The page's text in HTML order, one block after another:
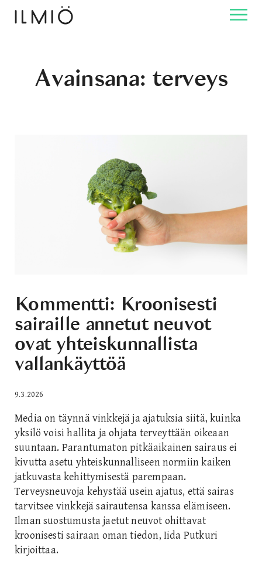
Avainsana: terveys
Kommentti: Kroonisesti
sairaille annetut neuvot
ovat yhteiskunnallista
vallankäyttöä
9.3.2026
Media on täynnä vinkkejä ja ajatuksia siitä, kuinka
yksilö voisi hallita ja ohjata terveyttään oikeaan
suuntaan. Parantumaton pitkäaikainen sairaus ei
kivutta asetu yhteiskunnalliseen normiin kaiken
jatkuvasta kehittymisestä parempaan.
Terveysneuvoja kehystää usein ajatus, että sairas
tarvitsee vinkkejä sairautensa kanssa elämiseen.
Ilman suostumusta jaetut neuvot ohittavat
kroonisesti sairaan oman tiedon, Iida Putkuri
kirjoittaa.